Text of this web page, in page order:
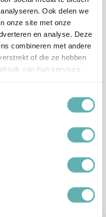
Ook delen we
onze site met onze
en analyse. Deze
combineren met andere
of die ze hebben
van hun services.
zijn dan normaal
hiermee rekening te houden
de snelheid van de
BTW) worden gratis
worden naar je toe gemaild.